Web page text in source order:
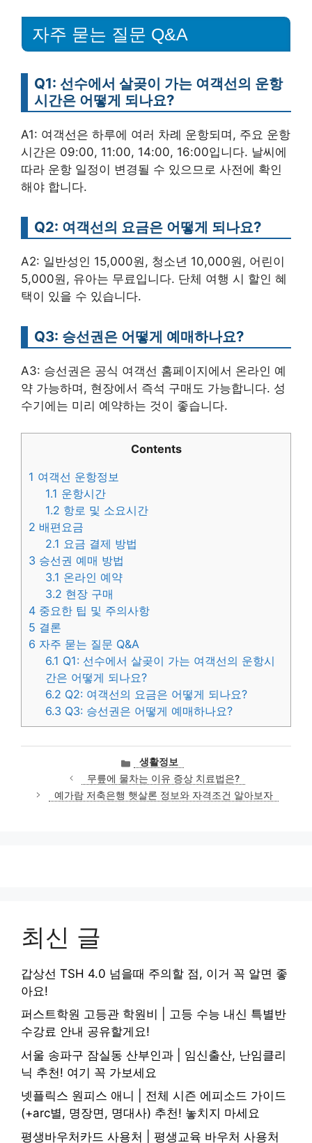
자주 묻는 질문 Q&A
Q1: 선수에서 살곶이 가는 여객선의 운항
시간은 어떻게 되나요?
A1: 여객선은 하루에 여러 차례 운항되며, 주요 운항
시간은 09:00, 11:00, 14:00, 16:00입니다. 날씨에
따라 운항 일정이 변경될 수 있으므로 사전에 확인
해야 합니다.
Q2: 여객선의 요금은 어떻게 되나요?
A2: 일반성인 15,000원, 청소년 10,000원, 어린이
5,000원, 유아는 무료입니다. 단체 여행 시 할인 혜
택이 있을 수 있습니다.
Q3: 승선권은 어떻게 예매하나요?
A3: 승선권은 공식 여객선 홈페이지에서 온라인 예
약 가능하며, 현장에서 즉석 구매도 가능합니다. 성
수기에는 미리 예약하는 것이 좋습니다.
Contents
1 여객선 운항정보
1.1 운항시간
1.2 항로 및 소요시간
2 배편요금
2.1 요금 결제 방법
3 승선권 예매 방법
3.1 온라인 예약
3.2 현장 구매
4 중요한 팁 및 주의사항
5 결론
6 자주 묻는 질문 Q&A
6.1 Q1: 선수에서 살곶이 가는 여객선의 운항시
간은 어떻게 되나요?
6.2 Q2: 여객선의 요금은 어떻게 되나요?
6.3 Q3: 승선권은 어떻게 예매하나요?
카
테
고
리
생활정보
무릎에 물차는 이유 증상 치료법은?
예가람 저축은행 햇살론 정보와 자격조건 알아보자
최신 글
갑상선 TSH 4.0 넘을때 주의할 점, 이거 꼭 알면 좋
아요!
퍼스트학원 고등관 학원비 | 고등 수능 내신 특별반
수강료 안내 공유할게요!
서울 송파구 잠실동 산부인과 | 임신출산, 난임클리
닉 추천! 여기 꼭 가보세요
넷플릭스 원피스 애니 | 전체 시즌 에피소드 가이드
(+arc별, 명장면, 명대사) 추천! 놓치지 마세요
평생바우처카드 사용처 | 평생교육 바우처 사용처